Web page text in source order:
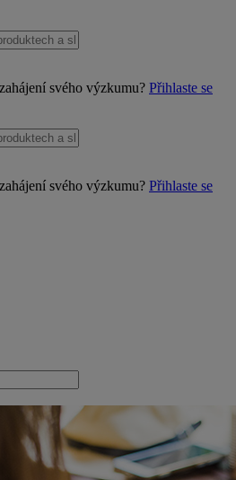
svého výzkumu? Přihlaste se
svého výzkumu? Přihlaste se